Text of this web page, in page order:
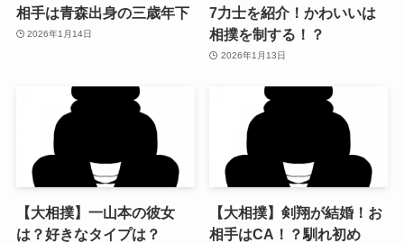
相手は青森出身の三歳年下
2026年1月14日
7力士を紹介！かわいいは
相撲を制する！？
2026年1月13日
【大相撲】一山本の彼女
は？好きなタイプは？
【大相撲】剣翔が結婚！お
相手はCA！？馴れ初め